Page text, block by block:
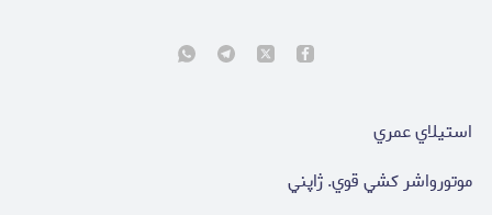
استيلاي عمري
موتورواشر كشي قوي. ژاپني